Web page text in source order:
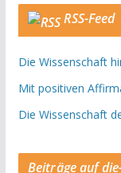
RSS-Feed
Die Wissenschaft
Mit positiven
Die Wissenschaft
Beiträge auf